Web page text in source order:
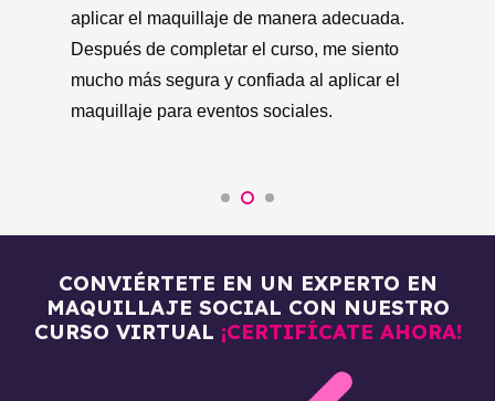
trucos para realizar un maquillaje social
perfecto. Ahora puedo resaltar mis rasgos y
cubrir imperfecciones de manera sutil y
natural.
CONVIÉRTETE EN UN EXPERTO EN
MAQUILLAJE SOCIAL CON NUESTRO
CURSO VIRTUAL ¡CERTIFÍCATE AHORA!